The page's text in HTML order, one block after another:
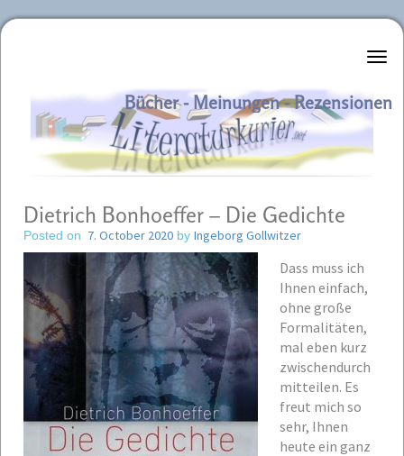
Literaturkurier.net
Bücher - Meinungen - Rezensionen
Dietrich Bonhoeffer – Die Gedichte
Posted on 7. October 2020 by Ingeborg Gollwitzer
Dass muss ich
Ihnen einfach,
ohne große
Formalitäten,
mal eben kurz
zwischendurch
mitteilen. Es
freut mich so
sehr, Ihnen
heute ein ganz